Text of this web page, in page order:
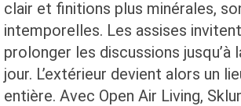
clair et finitions plus minérales,
intemporelles. Les assises
prolonger les discussions jusqu’à
jour. L’extérieur devient alors un
entière. Avec Open Air Living,